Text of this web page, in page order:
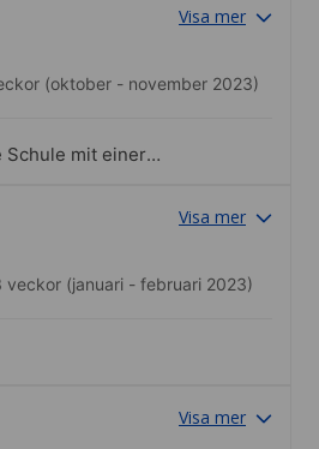
Visa mer
(oktober - november 2023)
Schule mit einer
Visa mer
veckor (januari - februari 2023)
Visa mer